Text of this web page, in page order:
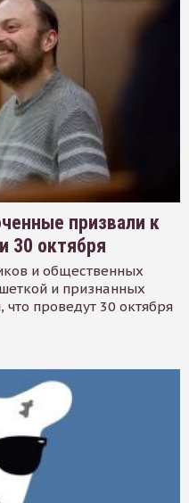
призвали к
30 октября
и общественных
и признанных
проведут 30 октября